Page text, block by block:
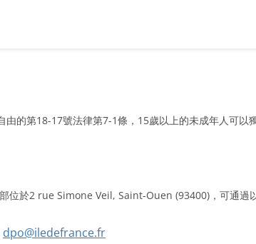
的第18-17號法律第7-1條，15歲以上的未成年人可以
於2 rue Simone Veil, Saint-Ouen (93400)，可通過
dpo@iledefrance.fr